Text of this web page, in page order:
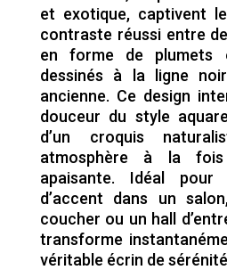
et exotique, captivent
contraste réussi entre
en forme de plumets
dessinés à la ligne
ancienne. Ce design
douceur du style
d’un croquis
atmosphère à la
apaisante. Idéal
d’accent dans un
coucher ou un hall
transforme
véritable écrin de